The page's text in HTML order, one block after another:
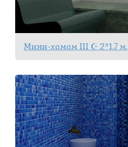
Мини-хамам III ☪ 2ᕁ1.7 м.